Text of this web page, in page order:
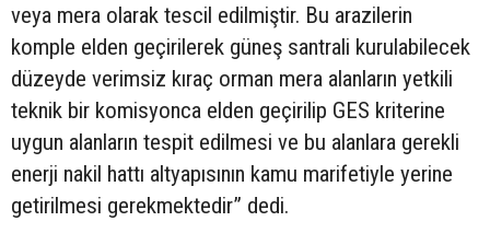
veya mera olarak tescil edilmiştir. Bu arazilerin
komple elden geçirilerek güneş santrali kurulabilecek
düzeyde verimsiz kıraç orman mera alanların yetkili
teknik bir komisyonca elden geçirilip GES kriterine
uygun alanların tespit edilmesi ve bu alanlara gerekli
enerji nakil hattı altyapısının kamu marifetiyle yerine
getirilmesi gerekmektedir” dedi.